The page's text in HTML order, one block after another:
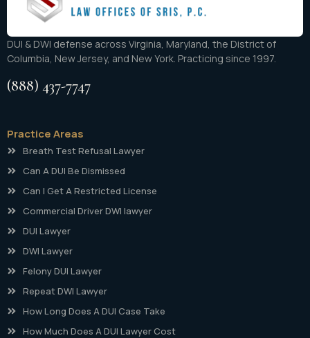
DUI & DWI defense across Virginia, Maryland, the District of
Columbia, New Jersey, and New York. Practicing since 1997.
(888) 437-7747
Practice Areas
Breath Test Refusal Lawyer
Can A DUI Be Dismissed
Can I Get A Restricted License
Commercial Driver DWI lawyer
DUI Lawyer
DWI Lawyer
Felony DUI Lawyer
Repeat DWI Lawyer
How Long Does A DUI Case Take
How Much Does A DUI Lawyer Cost